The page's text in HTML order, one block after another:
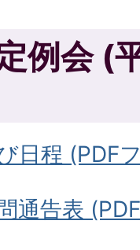
例会 (
日程 (PDF
通告表